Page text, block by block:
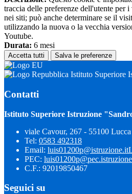
traccia delle preferenze dell'utente per
nei siti; può anche determinare se il
utilizzando la nuova o la vecchia
Youtube.
Durata: 6 mesi
Accetta tutti Salva le preferenze
Istituto Superiore
Contatti
Istituto Superiore Istruzione
viale Cavour, 267 - 55100 Lucca
Tel: 0583 492318
Email: luis01200p@istruzione.it
PEC:
C.F.: 92019850467
Seguici su